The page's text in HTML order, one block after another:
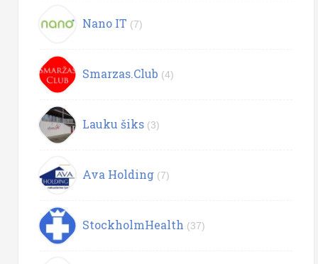
Nano IT (7)
Smarzas.Club (4)
Lauku šiks (3)
Ava Holding (7)
StockholmHealth (37)